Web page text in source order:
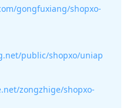
gongfuxiang/shopxo-
public/shopxo/uniap
zongzhige/shopxo-